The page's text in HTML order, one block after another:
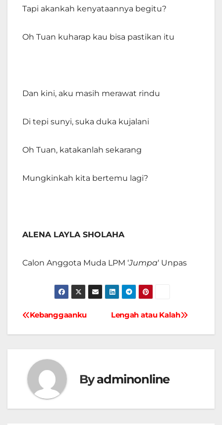
Tapi akankah kenyataannya begitu?
Oh Tuan kuharap kau bisa pastikan itu
Dan kini, aku masih merawat rindu
Di tepi sunyi, suka duka kujalani
Oh Tuan, katakanlah sekarang
Mungkinkah kita bertemu lagi?
ALENA LAYLA SHOLAHA
Calon Anggota Muda LPM ‘Jumpa‘ Unpas
Navigasi
pos
Lengah atau Kalah
Kebanggaanku
Byadminonline